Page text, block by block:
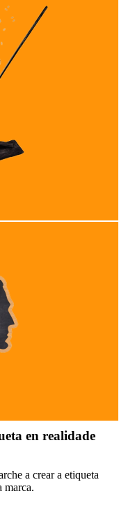
en realidade
a crear a etiqueta
marca.